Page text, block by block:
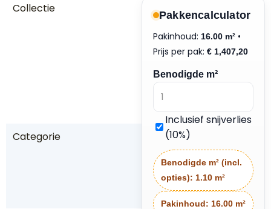
Collectie
Sil
v
e
r
a
e
Categorie
p
a
rk
e
t
Pakkencalculator
Pakinhoud: 16.00 m² •
Prijs per pak: € 1,407,20
Benodigde m²
Inclusief snijverlies
(10%)
Benodigde m² (incl.
opties): 1.10 m²
Pakinhoud: 16.00 m²